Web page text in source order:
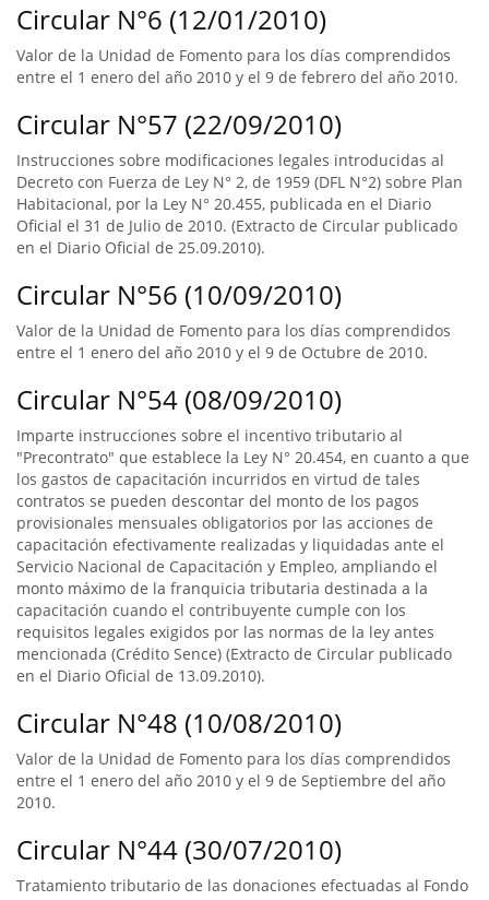
Circular N°6 (12/01/2010)
Valor de la Unidad de Fomento para los días comprendidos
entre el 1 enero del año 2010 y el 9 de febrero del año 2010.
Circular N°57 (22/09/2010)
Instrucciones sobre modificaciones legales introducidas al
Decreto con Fuerza de Ley N° 2, de 1959 (DFL N°2) sobre Plan
Habitacional, por la Ley N° 20.455, publicada en el Diario
Oficial el 31 de Julio de 2010. (Extracto de Circular publicado
en el Diario Oficial de 25.09.2010).
Circular N°56 (10/09/2010)
Valor de la Unidad de Fomento para los días comprendidos
entre el 1 enero del año 2010 y el 9 de Octubre de 2010.
Circular N°54 (08/09/2010)
Imparte instrucciones sobre el incentivo tributario al
"Precontrato" que establece la Ley N° 20.454, en cuanto a que
los gastos de capacitación incurridos en virtud de tales
contratos se pueden descontar del monto de los pagos
provisionales mensuales obligatorios por las acciones de
capacitación efectivamente realizadas y liquidadas ante el
Servicio Nacional de Capacitación y Empleo, ampliando el
monto máximo de la franquicia tributaria destinada a la
capacitación cuando el contribuyente cumple con los
requisitos legales exigidos por las normas de la ley antes
mencionada (Crédito Sence) (Extracto de Circular publicado
en el Diario Oficial de 13.09.2010).
Circular N°48 (10/08/2010)
Valor de la Unidad de Fomento para los días comprendidos
entre el 1 enero del año 2010 y el 9 de Septiembre del año
2010.
Circular N°44 (30/07/2010)
Tratamiento tributario de las donaciones efectuadas al Fondo